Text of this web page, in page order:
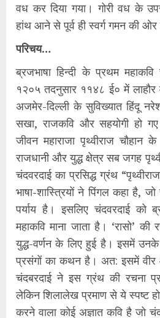
वध कर दिया गया। गोरी वध के
हांथ आने से पूर्व ही स्वर्ग गमन की
परिचय…
ब्रजभाषा हिन्दी के प्रथम
१२०५ तदनुसार ११४८ ई० में
अजमेर-दिल्ली के सुविख्यात हिंदू
सखा, राजकवि और सहयोगी हो
जीवन महाराजा पृथ्वीराज चौहान
राजधानी और युद्ध क्षेत्र सब जगह
चंदवरदाई का प्रसिद्ध ग्रंथ
भाषा-शास्त्रियों ने पिंगल कहा है,
पर्याय है। इसलिए चंदवरदाई को
महाकवि माना जाता है। ‘रासो’ की
युद्ध-वर्णन के लिए हुई है। इसमें उनके
प्रसंगों का कथन है। अत: इसमें वीर
चंदबरदाई ने इस ग्रंथ की रचना
लेकिन शिलालेख प्रमाण से ये स्पष्ट
करने वाला कोई अज्ञात कवि है जो